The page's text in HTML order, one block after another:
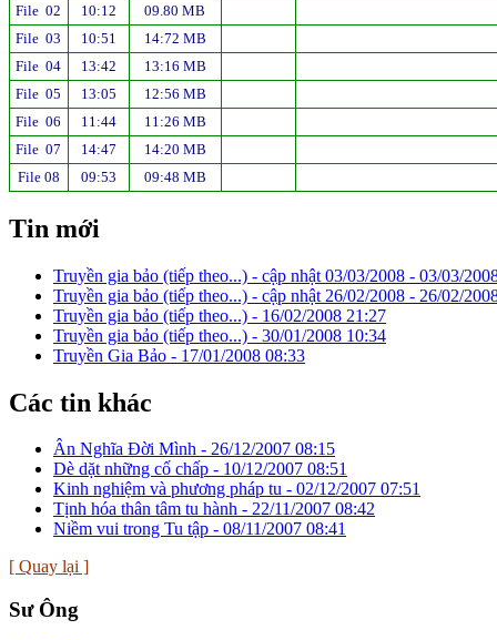
File 02
10:12
09.80 MB
File 03
10:51
14:72 MB
File 04
13:42
13:16 MB
File 05
13:05
12:56 MB
File 06
11:44
11:26 MB
File 07
14:47
14:20 MB
File 08
09:53 09:48 MB
Tin mới
Truyền gia bảo (tiếp theo...) - cập nhật 03/03/2008 - 03/03/
Truyền gia bảo (tiếp theo...) - cập nhật 26/02/2008 - 26/02/
Truyền gia bảo (tiếp theo...) - 16/02/2008 21:27
Truyền gia bảo (tiếp theo...) - 30/01/2008 10:34
Truyền Gia Bảo - 17/01/2008 08:33
Các tin khác
Ân Nghĩa Đời Mình - 26/12/2007 08:15
Dè dặt những cố chấp - 10/12/2007 08:51
Kinh nghiệm và phương pháp tu - 02/12/2007 07:51
Tịnh hóa thân tâm tu hành - 22/11/2007 08:42
Niềm vui trong Tu tập - 08/11/2007 08:41
[ Quay lại ]
Sư Ông